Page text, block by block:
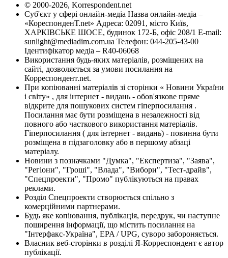
© 2000-2026, Korrespondent.net
Суб'єкт у сфері онлайн-медіа Назва онлайн-медіа –
«КореспонденТ.net» Адреса: 02091, місто Київ,
ХАРКІВСЬКЕ ШОСЕ, будинок 172-Б, офіс 208/1 E-mail:
sunlight@mediadim.com.ua Телефон: 044-205-43-00
Ідентифікатор медіа – R40-06068
Використання будь-яких матеріалів, розміщених на
сайті, дозволяється за умови посилання на
Корреспондент.net.
При копіюванні матеріалів зі сторінки « Новини України
і світу» , для інтернет - видань - обов'язкове пряме
відкрите для пошукових систем гіперпосилання .
Посилання має бути розміщена в незалежності від
повного або часткового використання матеріалів.
Гіперпосилання ( для інтернет - видань) - повинна бути
розміщена в підзаголовку або в першому абзаці
матеріалу.
Новини з позначками "Думка", "Експертиза", "Заява",
"Регіони", "Гроші", "Влада", "Вибори", "Тест-драйв",
"Спецпроекти", "Промо" публікуються на правах
реклами.
Розділ Спецпроекти створюється спільно з
комерційними партнерами.
Будь яке копіювання, публікація, передрук, чи наступне
поширення інформації, що містить посилання на
"Інтерфакс-Україна", EPA / UPG, суворо забороняється.
Власник веб-сторінки в розділі Я-Корреспондент є автор
публікації.